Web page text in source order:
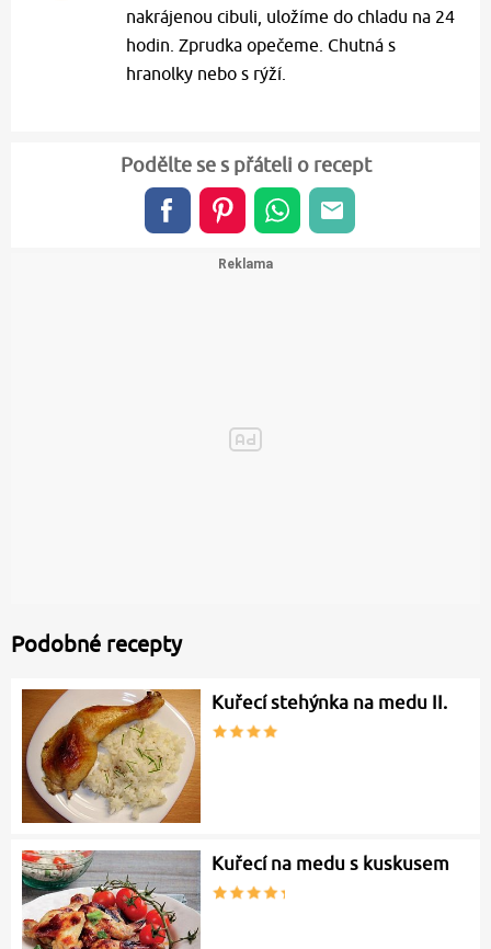
nakrájenou cibuli, uložíme do chladu na 24
hodin. Zprudka opečeme. Chutná s
hranolky nebo s rýží.
Podělte se s přáteli o recept
Podobné recepty
Kuřecí stehýnka na medu II.
Kuřecí na medu s kuskusem